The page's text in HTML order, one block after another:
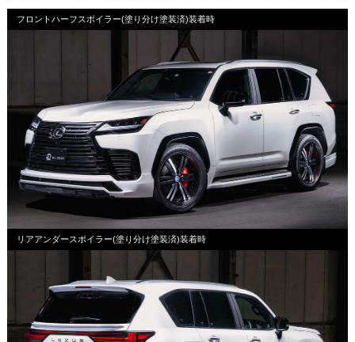
フロントハーフスポイラー(塗り分け塗装済)装着時
リアアンダースポイラー(塗り分け塗装済)装着時